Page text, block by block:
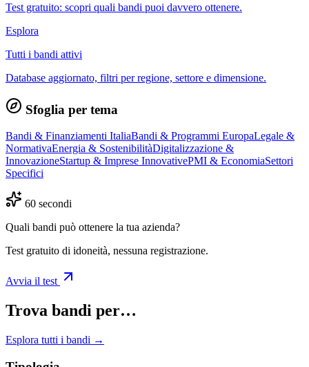
Test gratuito: scopri quali bandi puoi davvero ottenere.
Esplora
Tutti i bandi attivi
Database aggiornato, filtri per regione, settore e dimensione.
Sfoglia per tema
Bandi & Finanziamenti ItaliaBandi & Programmi EuropaLegale &
NormativaEnergia & SostenibilitàDigitalizzazione &
InnovazioneStartup & Imprese InnovativePMI & EconomiaSettori
Specifici
60 secondi
Quali bandi può ottenere la tua azienda?
Test gratuito di idoneità, nessuna registrazione.
Avvia il test
Trova bandi per…
Esplora tutti i bandi →